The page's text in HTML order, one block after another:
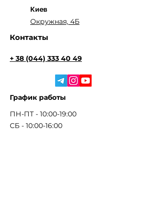
Киев
Окружная, 4Б
Контакты
+ 38 (044) 333 40 49
График работы
ПН-ПТ - 10:00-19:00
СБ - 10:00-16:00